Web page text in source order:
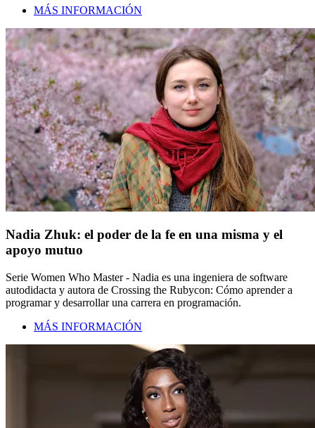
MÁS INFORMACIÓN
Nadia Zhuk: el poder de la fe en una misma y el
apoyo mutuo
Serie Women Who Master - Nadia es una ingeniera de software
autodidacta y autora de Crossing the Rubycon: Cómo aprender a
programar y desarrollar una carrera en programación.
MÁS INFORMACIÓN